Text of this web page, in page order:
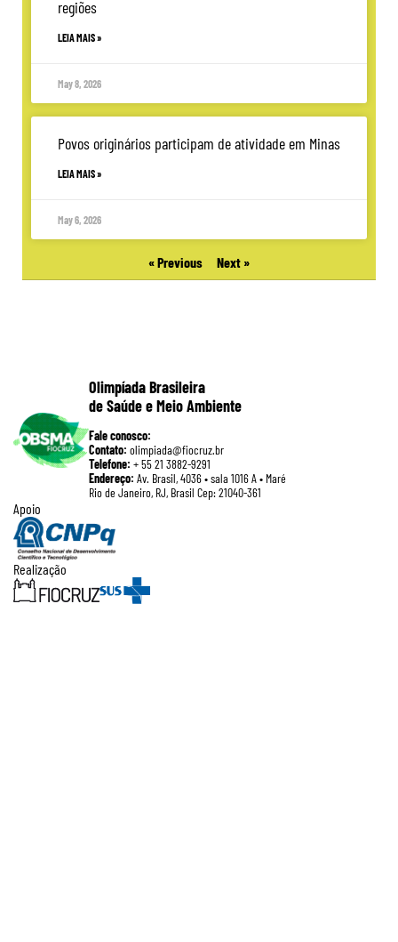
regiões
LEIA MAIS »
May 8, 2026
Povos originários participam de atividade em Minas
LEIA MAIS »
May 6, 2026
« Previous Next »
Olimpíada Brasileira
de Saúde e Meio Ambiente
Fale conosco:
Contato: olimpiada@fiocruz.br
Telefone: + 55 21 3882-9291
Endereço: Av. Brasil, 4036 • sala 1016 A • Maré
Rio de Janeiro, RJ, Brasil Cep: 21040-361
Apoio
Realização